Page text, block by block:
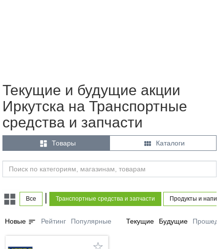
Текущие и будущие акции
Иркутска на Транспортные
средства и запчасти
 Товары  Каталоги
Все Транспортные средства и запчасти Продукты и
Новые sort Рейтинг Популярные Текущие Будущие